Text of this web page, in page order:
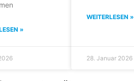
»
WEITERLESEN »
28. Januar 2026